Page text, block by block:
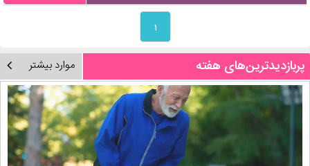
۱
پربازدیدترین‌های هفته موارد بیشتر